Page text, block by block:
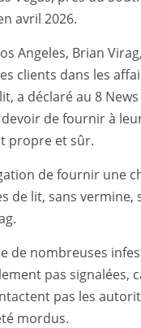
avril 2026.
Angeles, Brian
clients dans les
a déclaré au 8
de fournir à
propre et sûr.
de fournir une
de lit, sans vermine,
de nombreuses
pas signalées,
pas les
mordus.